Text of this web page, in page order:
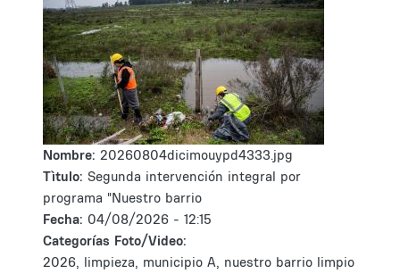
Nombre: 20260804dicimouypd4333.jpg
Tìtulo: Segunda intervención integral por
programa "Nuestro barrio
Fecha: 04/08/2026 - 12:15
Categorías Foto/Video:
2026, limpieza, municipio A, nuestro barrio limpio